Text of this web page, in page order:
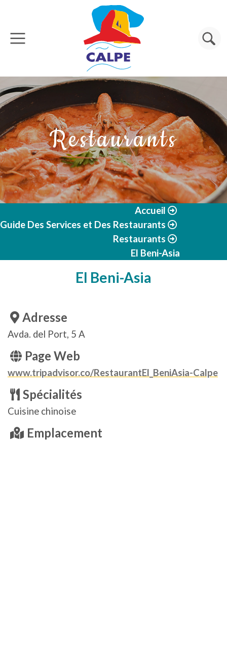
Aller au contenu principal
Rechercher
Restaurants
Accueil
Guide Des Services et Des Restaurants
Restaurants
El Beni-Asia
El Beni-Asia
Adresse
Avda. del Port, 5 A
Page Web
www.tripadvisor.co/RestaurantEl_BeniAsia-Calpe
Spécialités
Cuisine chinoise
Emplacement